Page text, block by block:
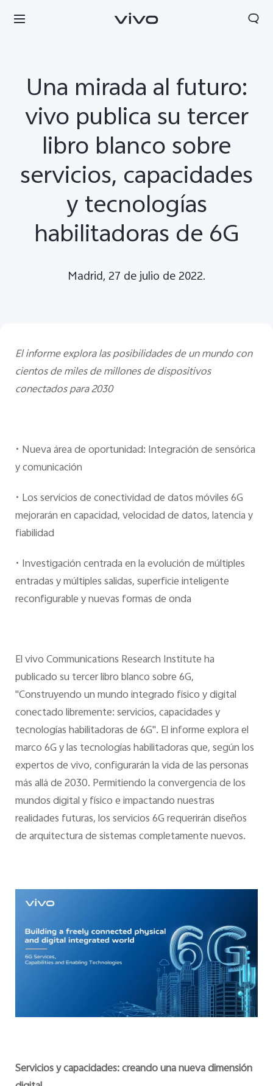
España | Seleccione país/región
Una mirada al futuro:
vivo publica su tercer
libro blanco sobre
servicios, capacidades
y tecnologías
habilitadoras de 6G
Madrid, 27 de julio de 2022.
El informe explora las posibilidades de un mundo con
cientos de miles de millones de dispositivos
conectados para 2030
• Nueva área de oportunidad: Integración de sensórica
y comunicación
• Los servicios de conectividad de datos móviles 6G
mejorarán en capacidad, velocidad de datos, latencia y
fiabilidad
• Investigación centrada en la evolución de múltiples
entradas y múltiples salidas, superficie inteligente
reconfigurable y nuevas formas de onda
El vivo Communications Research Institute ha
publicado su tercer libro blanco sobre 6G,
"Construyendo un mundo integrado físico y digital
conectado libremente: servicios, capacidades y
tecnologías habilitadoras de 6G". El informe explora el
marco 6G y las tecnologías habilitadoras que, según los
expertos de vivo, configurarán la vida de las personas
más allá de 2030. Permitiendo la convergencia de los
mundos digital y físico e impactando nuestras
realidades futuras, los servicios 6G requerirán diseños
de arquitectura de sistemas completamente nuevos.
Servicios y capacidades: creando una nueva dimensión